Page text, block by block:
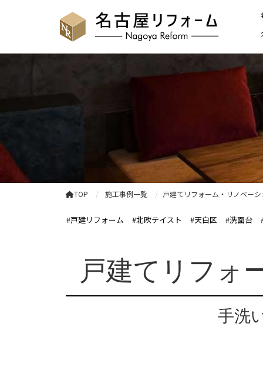
TOP 施工事例一覧 戸建てリフォーム・リノベー
#戸建リフォーム #北欧テイスト #天白区 #洗面台
戸建てリフォ
手洗